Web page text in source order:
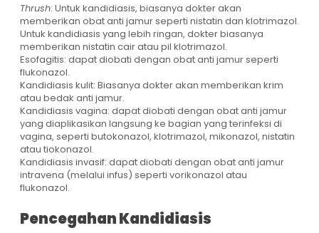
Thrush: Untuk kandidiasis, biasanya dokter akan
memberikan obat anti jamur seperti nistatin dan klotrimazol.
Untuk kandidiasis yang lebih ringan, dokter biasanya
memberikan nistatin cair atau pil klotrimazol.
Esofagitis: dapat diobati dengan obat anti jamur seperti
flukonazol.
Kandidiasis kulit: Biasanya dokter akan memberikan krim
atau bedak anti jamur.
Kandidiasis vagina: dapat diobati dengan obat anti jamur
yang diaplikasikan langsung ke bagian yang terinfeksi di
vagina, seperti butokonazol, klotrimazol, mikonazol, nistatin
atau tiokonazol.
Kandidiasis invasif: dapat diobati dengan obat anti jamur
intravena (melalui infus) seperti vorikonazol atau
flukonazol.
Pencegahan Kandidiasis